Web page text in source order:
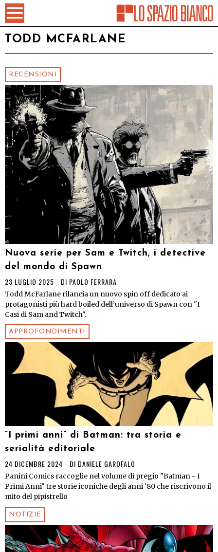
TODD MCFARLANE
RECENSIONI
Nuova serie per Sam e Twitch, i detective
del mondo di Spawn
23 LUGLIO 2025 DI PAOLO FERRARA
Todd McFarlane rilancia un nuovo spin off dedicato ai
protagonisti più hard boiled dell’universo di Spawn con "I
Casi di Sam and Twitch".
APPROFONDIMENTI
“I primi anni” di Batman: tra storia e
serialità editoriale
24 DICEMBRE 2024 DI DANIELE GAROFALO
Panini Comics raccoglie nel volume di pregio "Batman - I
Primi Anni" tre storie iconiche degli anni '80 che riscrivono il
mito del pipistrello
NOTIZIE